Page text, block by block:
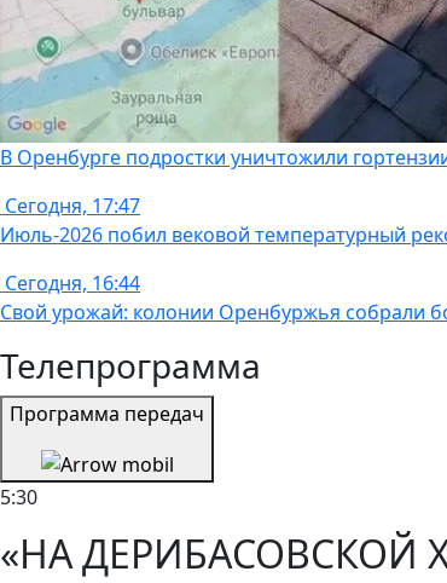
В Оренбурге подростки уничтожили
Сегодня, 17:47
Июль-2026 побил вековой температурный
Сегодня, 16:44
Свой урожай: колонии Оренбуржья собрали
Телепрограмма
Программа передач
5:30
«НА ДЕРИБАСОВСКОЙ